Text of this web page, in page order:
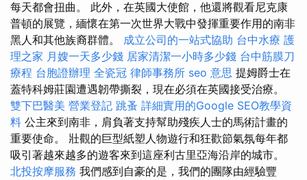
每天都會扭曲。 此外，在英國大使館，他還將觀看尼克康
普頓的展覽，緬懷在第一次世界大戰中發揮重要作用的南非
黑人和其他族裔群體。 成立公司的一站式協助 台中水療 護
理之家 月嫂一天多少錢 居家清潔一小時多少錢 台中筋膜刀
療程 台胞證辦理 全瓷冠 律師事務所 seo 意思 提姆爵士在
蓋特科姆莊園遭遇韌帶撕裂，現在必須在英國接受治療。
雙下巴醫美 營業登記 跳蚤 詳細實用的Google SEO教學資
料 公主來到南非，肩負著支持幫助殘疾人士的馬術計畫的
重要使命。 壯觀的巨型紙塑人物遊行和狂歡節氣氛每年都
吸引著越來越多的遊客來到這座利古里亞海沿岸的城市。
北投按摩服務 我們感到自豪的是，我們的團隊由經驗豐